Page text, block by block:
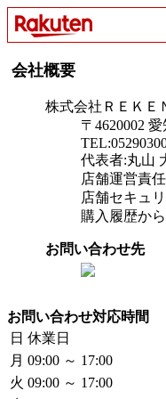
会社概要
株式会社ＲＥＫＥ
〒4620002
代表者:丸山
店舗運営責
店舗セキュ
購入履歴か
お問い合わせ先
お問い合わせ対応時間
日 休業日
月 09:00 ～ 17:00
火 09:00 ～ 17:00